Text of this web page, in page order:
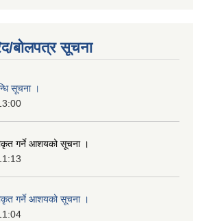
बोलपत्र सूचना
सूचना ।
गर्ने आशयको सूचना ।
गर्ने आशयको सूचना ।